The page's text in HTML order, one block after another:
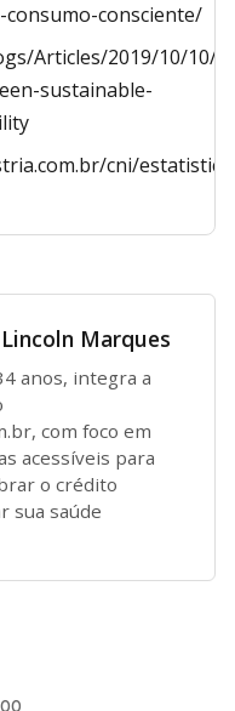
consciente/
Articles/2019/10/10/
sustainable-
cni/
Lincoln Marques
anos, integra a
com foco em
acessíveis para
o crédito
sua saúde